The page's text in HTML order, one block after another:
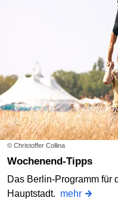
© Christoffer Collina
Wochenend-Tipps
Das Berlin-Programm für
Hauptstadt. mehr